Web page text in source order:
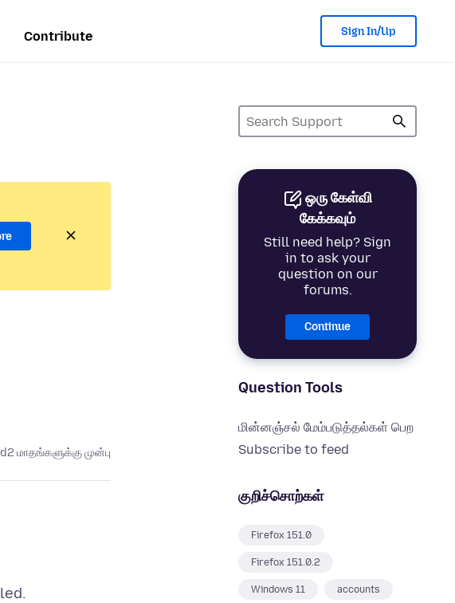
Contribute Sign In/Up
ஒரு கேள்வி
கேக்கவும்
Still need help? Sign
in to ask your
question on our
forums.
Continue
Question Tools
மின்னஞ்சல் மேம்படுத்தல்கள் பெற
Subscribe to feed
குறிச்சொற்கள்
Firefox 151.0
Firefox 151.0.2
Windows 11 accounts
2 மாதங்களுக்கு முன்பு